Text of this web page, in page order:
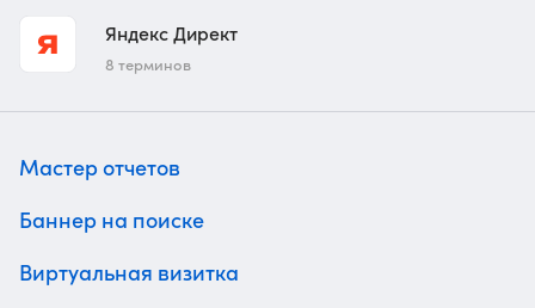
Яндекс Директ
8 терминов
Мастер отчетов
Баннер на поиске
Виртуальная визитка